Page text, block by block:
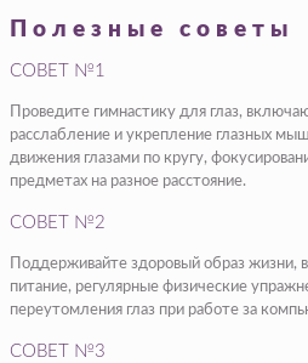
Полезные советы
СОВЕТ №1
Проведите гимнастику для глаз,
расслабление и укрепление глазных
движения глазами по кругу,
предметах на разное расстояние.
СОВЕТ №2
Поддерживайте здоровый образ жизни,
питание, регулярные физические
переутомления глаз при работе за
СОВЕТ №3